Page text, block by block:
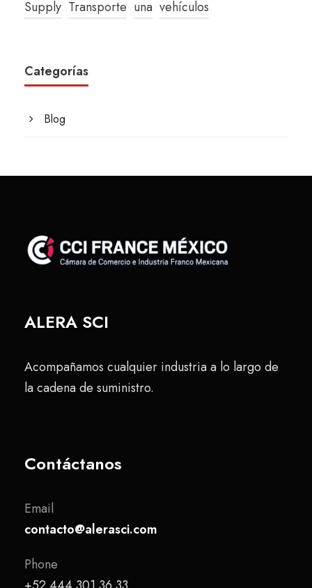
Supply Transporte una vehículos
Categorías
Blog
ALERA SCI
Acompañamos cualquier industria a lo largo de
la cadena de suministro.
Contáctanos
Email
contacto@alerasci.com
Phone